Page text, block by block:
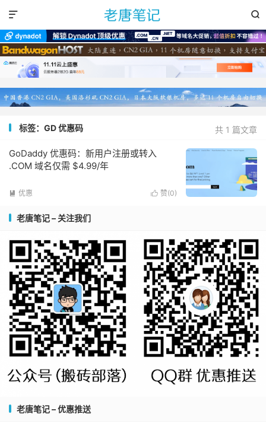


共 1 篇文章
标签：GD 优惠码
GoDaddy 优惠码：新用户注册或转入
.COM 域名仅需 $4.99/年
 赞(0)
 优惠
老唐笔记 – 关注我们
老唐笔记 – 优惠推送